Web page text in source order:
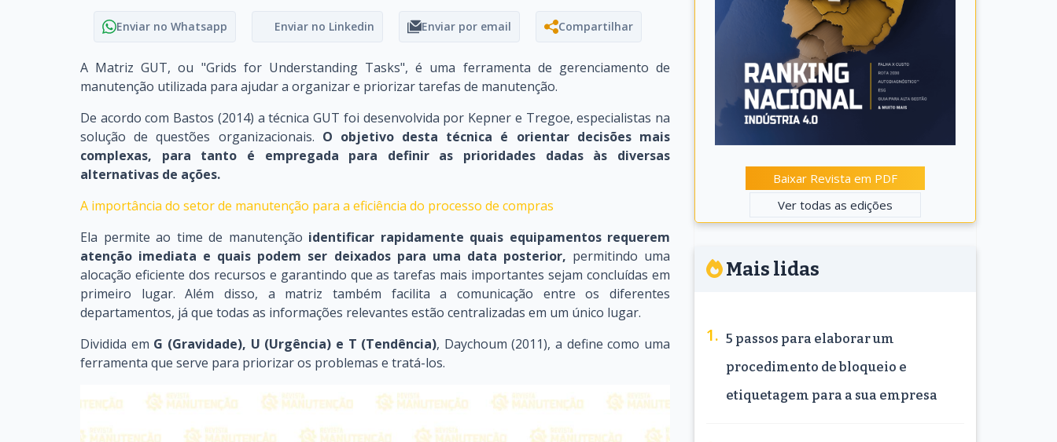
Enviar no Whatsapp Enviar no Linkedin Enviar por email Compartilhar
A Matriz GUT, ou "Grids for Understanding Tasks", é uma ferramenta de gerenciamento de
manutenção utilizada para ajudar a organizar e priorizar tarefas de manutenção.
De acordo com Bastos (2014) a técnica GUT foi desenvolvida por Kepner e Tregoe, especialistas na
solução de questões organizacionais. O objetivo desta técnica é orientar decisões mais
complexas, para tanto é empregada para definir as prioridades dadas às diversas
alternativas de ações.
A importância do setor de manutenção para a eficiência do processo de compras
Ela permite ao time de manutenção identificar rapidamente quais equipamentos requerem
atenção imediata e quais podem ser deixados para uma data posterior, permitindo uma
alocação eficiente dos recursos e garantindo que as tarefas mais importantes sejam concluídas em
primeiro lugar. Além disso, a matriz também facilita a comunicação entre os diferentes
departamentos, já que todas as informações relevantes estão centralizadas em um único lugar.
Dividida em G (Gravidade), U (Urgência) e T (Tendência), Daychoum (2011), a define como uma
ferramenta que serve para priorizar os problemas e tratá-los.
Baixar Revista em PDF
Ver todas as edições
Mais lidas
5 passos para elaborar um
procedimento de bloqueio e
etiquetagem para a sua empresa